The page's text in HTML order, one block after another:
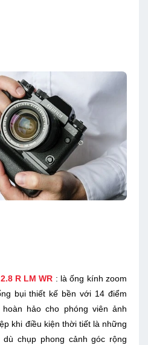
R LM WR : là ống kính zoom
bụi thiết kế bền với 14 điểm
hảo cho phóng viên ảnh
khi điều kiện thời tiết là những
chụp phong cảnh góc rộng